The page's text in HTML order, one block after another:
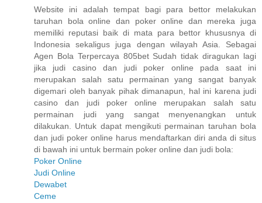
Website ini adalah tempat bagi para bettor melakukan
taruhan bola online dan poker online dan mereka juga
memiliki reputasi baik di mata para bettor khususnya di
Indonesia sekaligus juga dengan wilayah Asia. Sebagai
Agen Bola Terpercaya 805bet Sudah tidak diragukan lagi
jika judi casino dan judi poker online pada saat ini
merupakan salah satu permainan yang sangat banyak
digemari oleh banyak pihak dimanapun, hal ini karena judi
casino dan judi poker online merupakan salah satu
permainan judi yang sangat menyenangkan untuk
dilakukan. Untuk dapat mengikuti permainan taruhan bola
dan judi poker online harus mendaftarkan diri anda di situs
di bawah ini untuk bermain poker online dan judi bola:
Poker Online
Judi Online
Dewabet
Ceme